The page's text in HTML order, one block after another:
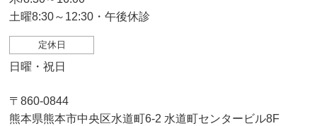
土曜8:30～12:30・午後休診
定休日
日曜・祝日
〒860-0844
熊本県熊本市中央区水道町6-2 水道町センタービル8F